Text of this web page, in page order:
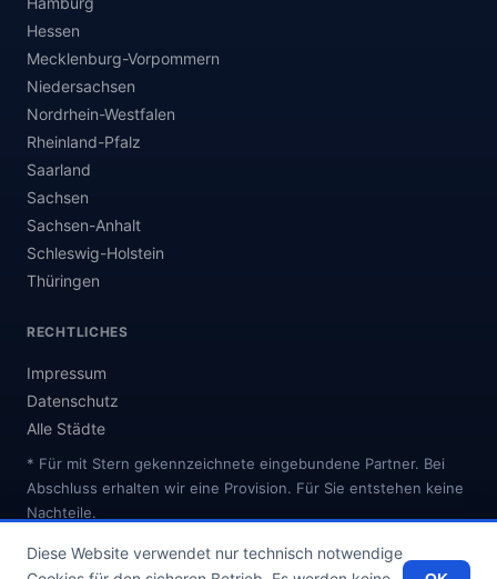
Hessen
Mecklenburg-Vorpommern
Niedersachsen
Nordrhein-Westfalen
Rheinland-Pfalz
Saarland
Sachsen
Sachsen-Anhalt
Schleswig-Holstein
Thüringen
RECHTLICHES
Impressum
Datenschutz
Alle Städte
* Für mit Stern gekennzeichnete eingebundene Partner. Bei
Abschluss erhalten wir eine Provision. Für Sie entstehen keine
Nachteile.
Diese Website verwendet nur technisch notwendige